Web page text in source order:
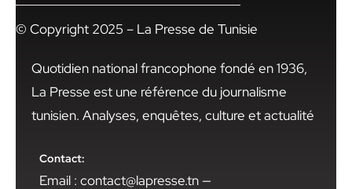
© Copyright 2025 – La Presse de Tunisie
Quotidien national francophone fondé en 1936,
La Presse est une référence du journalisme
tunisien. Analyses, enquêtes, culture et actualité
Contact:
Email : contact@lapresse.tn —